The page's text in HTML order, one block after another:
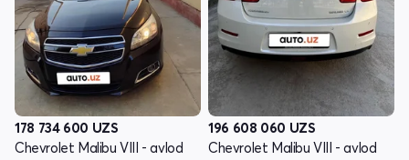
178 734 600 UZS
Chevrolet Malibu VIII - avlod
196 608 060 UZS
Chevrolet Malibu VIII - avlod